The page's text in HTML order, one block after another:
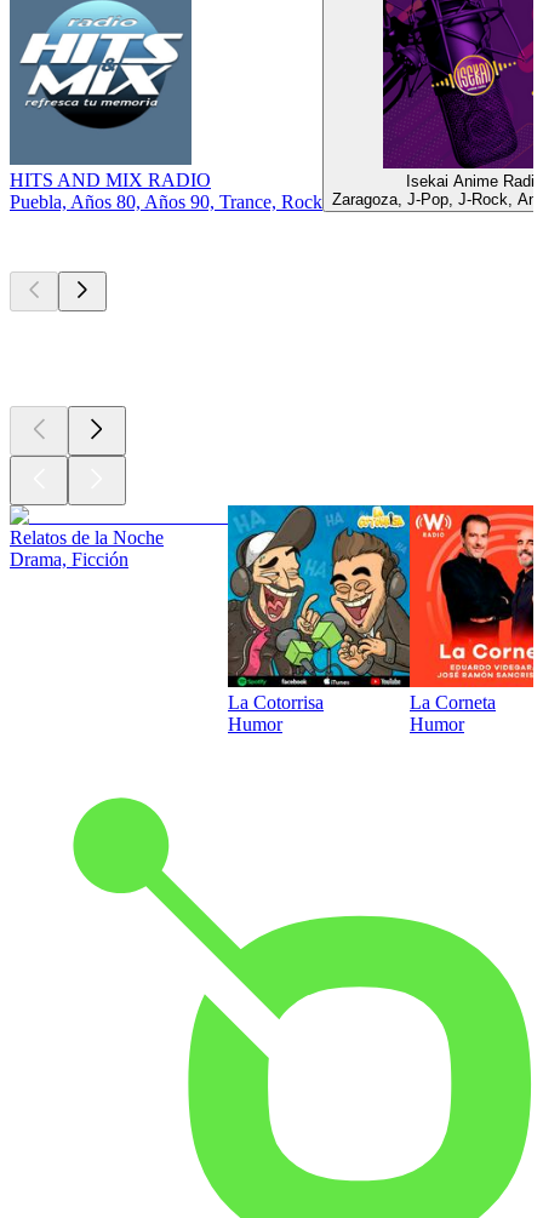
HITS AND MIX RADIO
Puebla, Años 80, Años 90, Trance, Rock
Isekai Anime Radio
Zaragoza, J-Pop, J-Rock,
Relatos de la Noche
Drama, Ficción
La Cotorrisa
Humor
La Corneta
Humor